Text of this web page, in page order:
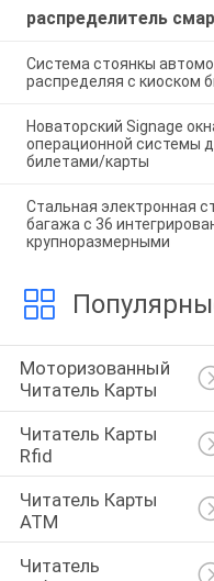
распределитель
Система стоянкы
распределяя с киоском
Новаторский Signage
операционной системы
билетами/карты
Стальная электронная
багажа с 36
крупноразмерными
Моторизованный
Читатель Карты
Читатель Карты
Rfid
Читатель Карты
ATM
Читатель